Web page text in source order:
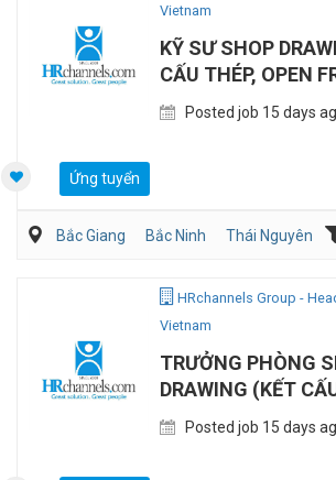
Vietnam
KỸ SƯ SHOP
CẤU THÉP, OPEN
Posted job 15 days
Ứng tuyển
Bắc Giang Bắc Ninh
Thái Nguyên
HRchannels Group -
Vietnam
TRƯỞNG PHÒNG
DRAWING (KẾT
Posted job 15 days